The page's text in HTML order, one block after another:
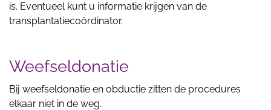
is. Eventueel kunt u informatie krijgen van de
transplantatiecoördinator.
Weefseldonatie
Bij weefseldonatie en obductie zitten de procedures
elkaar niet in de weg.